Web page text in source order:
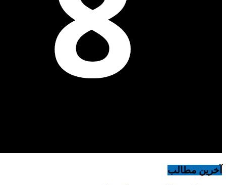
آخرین مطالب